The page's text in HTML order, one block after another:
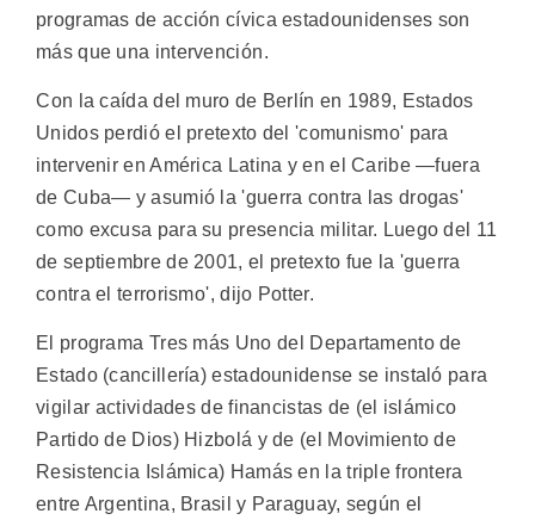
programas de acción cívica estadounidenses son
más que una intervención.
Con la caída del muro de Berlín en 1989, Estados
Unidos perdió el pretexto del 'comunismo' para
intervenir en América Latina y en el Caribe —fuera
de Cuba— y asumió la 'guerra contra las drogas'
como excusa para su presencia militar. Luego del 11
de septiembre de 2001, el pretexto fue la 'guerra
contra el terrorismo', dijo Potter.
El programa Tres más Uno del Departamento de
Estado (cancillería) estadounidense se instaló para
vigilar actividades de financistas de (el islámico
Partido de Dios) Hizbolá y de (el Movimiento de
Resistencia Islámica) Hamás en la triple frontera
entre Argentina, Brasil y Paraguay, según el